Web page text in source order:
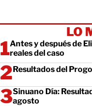
LO
Antes y después de
reales del caso
Resultados del
Sinuano Día:
agosto